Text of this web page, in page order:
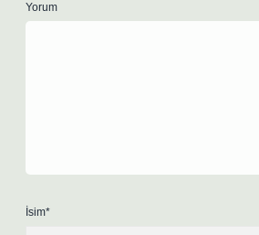
Yorum
İsim*